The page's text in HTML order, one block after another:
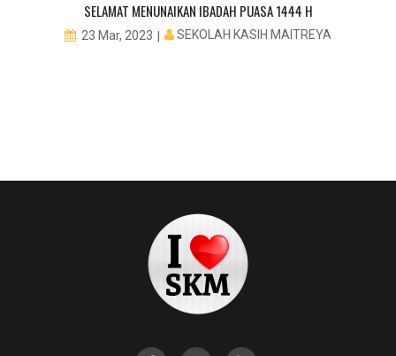
SELAMAT MENUNAIKAN IBADAH PUASA 1444 H
23 Mar, 2023 SEKOLAH KASIH MAITREYA